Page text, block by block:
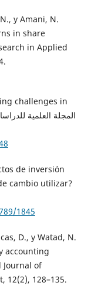
y Amani, N.
in share
in Applied
challenges in
de inversión
cambio utilizar?
1845
D., y Watad, N.
accounting
of
12(2), 128–135.